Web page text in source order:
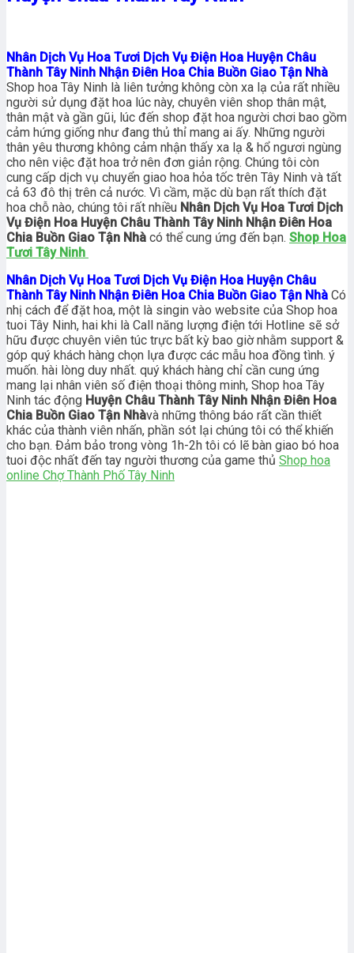
Nhân Dịch Vụ Hoa Tươi Dịch Vụ Điện Hoa Huyện Châu
Thành Tây Ninh Nhận Điên Hoa Chia Buồn Giao Tận Nhà
Shop hoa Tây Ninh là liên tưởng không còn xa lạ của rất nhiều
người sử dụng đặt hoa lúc này, chuyên viên shop thân mật,
thân mật và gần gũi, lúc đến shop đặt hoa người chơi bao gồm
cảm hứng giống như đang thủ thỉ mang ai ấy. Những người
thân yêu thương không cảm nhận thấy xa lạ & hổ ngươi ngùng
cho nên việc đặt hoa trở nên đơn giản rộng. Chúng tôi còn
cung cấp dịch vụ chuyển giao hoa hỏa tốc trên Tây Ninh và tất
cả 63 đô thị trên cả nước. Vì cầm, mặc dù bạn rất thích đặt
hoa chỗ nào, chúng tôi rất nhiều Nhân Dịch Vụ Hoa Tươi Dịch
Vụ Điện Hoa Huyện Châu Thành Tây Ninh Nhận Điên Hoa
Chia Buồn Giao Tận Nhà có thể cung ứng đến bạn. Shop Hoa
Tươi Tây Ninh
Nhân Dịch Vụ Hoa Tươi Dịch Vụ Điện Hoa Huyện Châu
Thành Tây Ninh Nhận Điên Hoa Chia Buồn Giao Tận Nhà Có
nhị cách để đặt hoa, một là singin vào website của Shop hoa
tuoi Tây Ninh, hai khi là Call năng lượng điện tới Hotline sẽ sở
hữu được chuyên viên túc trực bất kỳ bao giờ nhằm support &
góp quý khách hàng chọn lựa được các mẫu hoa đồng tình. ý
muốn. hài lòng duy nhất. quý khách hàng chỉ cần cung ứng
mang lại nhân viên số điện thoại thông minh, Shop hoa Tây
Ninh tác động Huyện Châu Thành Tây Ninh Nhận Điên Hoa
Chia Buồn Giao Tận Nhàvà những thông báo rất cần thiết
khác của thành viên nhấn, phần sót lại chúng tôi có thể khiến
cho bạn. Đảm bảo trong vòng 1h-2h tôi có lẽ bàn giao bó hoa
tuoi độc nhất đến tay người thương của game thủ Shop hoa
online Chợ Thành Phố Tây Ninh